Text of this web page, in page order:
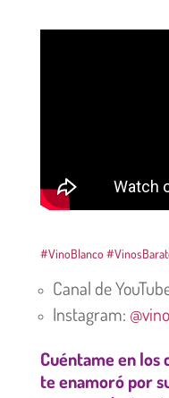
#VinoBlanco
Canal de
Instagram:
Cuéntame en los
te enamoró por